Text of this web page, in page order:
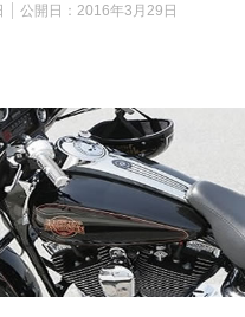
公開日： 2016年3月29日